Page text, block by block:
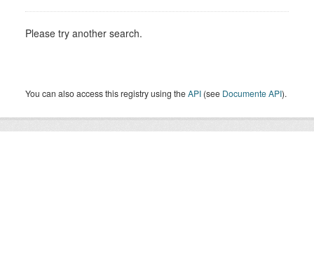
Please try another search.
You can also access this registry using theAPI (see Documente API).